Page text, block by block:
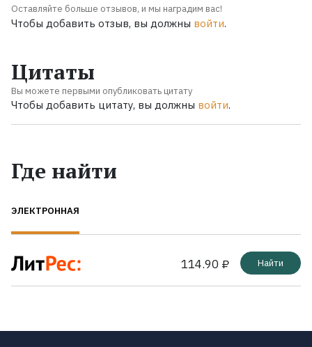
Оставляйте больше отзывов, и мы наградим вас!
Чтобы добавить отзыв, вы должны войти.
Цитаты
Вы можете первыми опубликовать цитату
Чтобы добавить цитату, вы должны войти.
Где найти
ЭЛЕКТРОННАЯ
114.90 ₽ Найти